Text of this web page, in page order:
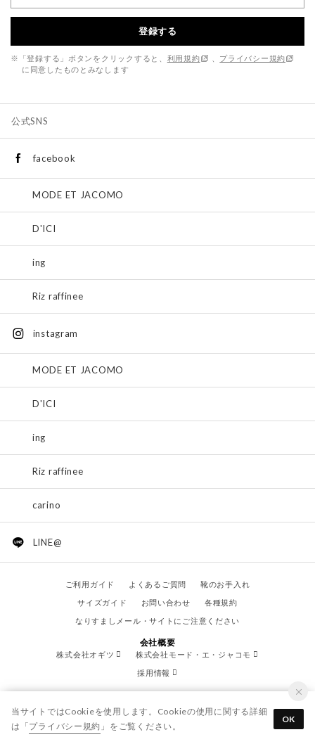
登録する
※「登録する」ボタンをクリックすると、 利用規約
プライバシー規約
に同意したものとみなします
公式SNS
facebook
MODE ET JACOMO
D'ICI
ing
Riz raffinee
instagram
MODE ET JACOMO
D'ICI
ing
Riz raffinee
carino
LINE@
ご利用ガイド よくあるご質問
靴のお手入れ
サイズガイド
お問い合わせ
各種規約
なりすましメール・サイトにご注意ください
会社概要
株式会社オギツ
株式会社モード・エ・ジャコモ
採用情報
© OGITSU CO.,LTD. / All Right Reserved.
当サイトではCookieを使用します。Cookieの使用に関する詳細
は「プライバシー規約 」をご覧ください。
OK